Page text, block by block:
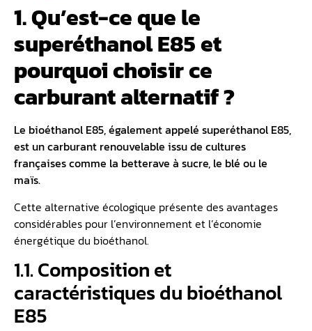
1. Qu’est-ce que le
superéthanol E85 et
pourquoi choisir ce
carburant alternatif ?
Le bioéthanol E85, également appelé superéthanol E85,
est un carburant renouvelable issu de cultures
françaises comme la betterave à sucre, le blé ou le
maïs.
Cette alternative écologique présente des avantages
considérables pour l’environnement et l’économie
énergétique du bioéthanol.
1.1. Composition et
caractéristiques du bioéthanol
E85